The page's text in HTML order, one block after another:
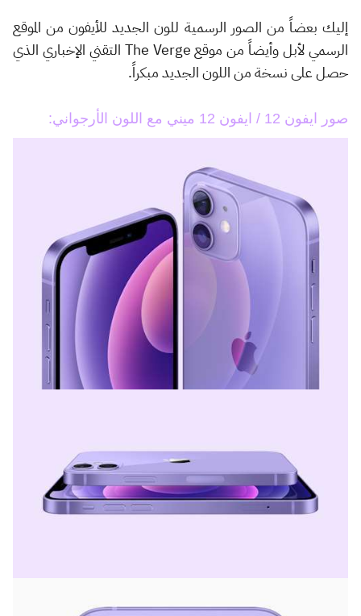
إليك بعضاً من الصور الرسمية للون الجديد للأيفون من الموقع
الرسمي لأبل وأيضاً من موقع The Verge التقني الإخباري الذي
حصل على نسخة من اللون الجديد مبكراً.
صور ايفون 12 / ايفون 12 ميني مع اللون الأرجواني: